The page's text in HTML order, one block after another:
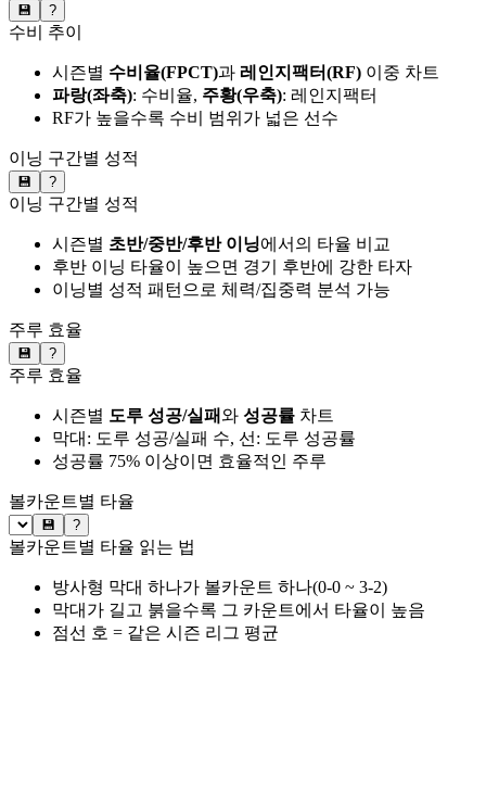
💾 ?
수비 추이
시즌별 수비율(FPCT)과 레인지팩터(RF) 이중 차트
파랑(좌축): 수비율, 주황(우축): 레인지팩터
RF가 높을수록 수비 범위가 넓은 선수
이닝 구간별 성적
💾 ?
이닝 구간별 성적
시즌별 초반/중반/후반 이닝에서의 타율 비교
후반 이닝 타율이 높으면 경기 후반에 강한 타자
이닝별 성적 패턴으로 체력/집중력 분석 가능
주루 효율
💾 ?
주루 효율
시즌별 도루 성공/실패와 성공률 차트
막대: 도루 성공/실패 수, 선: 도루 성공률
성공률 75% 이상이면 효율적인 주루
볼카운트별 타율
💾 ?
볼카운트별 타율 읽는 법
방사형 막대 하나가 볼카운트 하나(0-0 ~ 3-2)
막대가 길고 붉을수록 그 카운트에서 타율이 높음
점선 호 = 같은 시즌 리그 평균